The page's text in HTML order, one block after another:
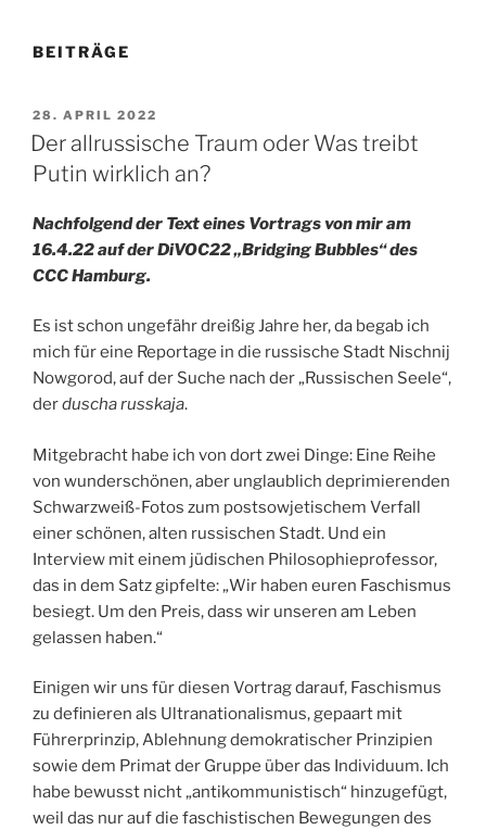
BEITRÄGE
VERÖFFENTLICHT
AM
28. APRIL 2022
Der allrussische Traum oder Was treibt
Putin wirklich an?
Nachfolgend der Text eines Vortrags von mir am
16.4.22 auf der DiVOC22 „Bridging Bubbles“ des
CCC Hamburg.
Es ist schon ungefähr dreißig Jahre her, da begab ich
mich für eine Reportage in die russische Stadt Nischnij
Nowgorod, auf der Suche nach der „Russischen Seele“,
derduscha russkaja.
Mitgebracht habe ich von dort zwei Dinge: Eine Reihe
von wunderschönen, aber unglaublich deprimierenden
Schwarzweiß-Fotos zum postsowjetischem Verfall
einer schönen, alten russischen Stadt. Und ein
Interview mit einem jüdischen Philosophieprofessor,
das in dem Satz gipfelte: „Wir haben euren Faschismus
besiegt. Um den Preis, dass wir unseren am Leben
gelassen haben.“
Einigen wir uns für diesen Vortrag darauf, Faschismus
zu definieren als Ultranationalismus, gepaart mit
Führerprinzip, Ablehnung demokratischer Prinzipien
sowie dem Primat der Gruppe über das Individuum. Ich
habe bewusst nicht „antikommunistisch“ hinzugefügt,
weil das nur auf die faschistischen Bewegungen des